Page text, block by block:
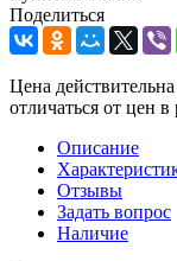
Поделиться
Цена
отличаться от цен
Описание
Отзывы
Задать вопрос
Наличие